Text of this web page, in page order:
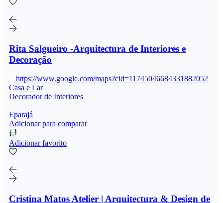
Rita Salgueiro -Arquitectura de Interiores e
Decoração
https://www.google.com/maps?cid=11745046684331882052
Casa e Lar
Decorador de Interiores
Eparajá
Adicionar para comparar
Adicionar favorito
Cristina Matos Atelier | Arquitectura & Design de